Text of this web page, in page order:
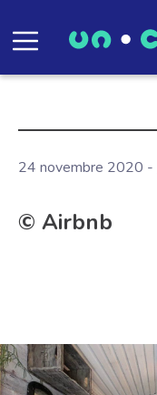
24 novembre 2020 -
© Airbnb